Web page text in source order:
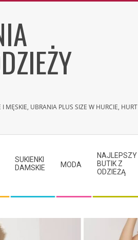
MĘSKIE, UBRANIA PLUS SIZE W HURCIE, HURT
SUKIENKI
DAMSKIE
MODA
NAJLEPSZY
BUTIK Z
ODZIEŻĄ